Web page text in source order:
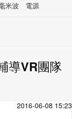
米波
電源
導VR團隊
2016-06-08 15:23